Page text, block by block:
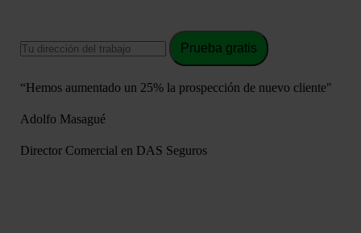
Prueba gratis
“Hemos aumentado un 25% la prospección de nuevo cliente"
Adolfo Masagué
Director Comercial en DAS Seguros